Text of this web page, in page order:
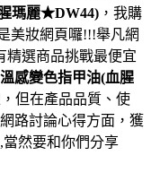
瑪麗★DW44) ，我購
美妝網頁囉!!!舉凡網
精選商品挑戰最便宜
感變色指甲油(血腥
但在產品品質、使
路討論心得方面，獲
然要和你們分享